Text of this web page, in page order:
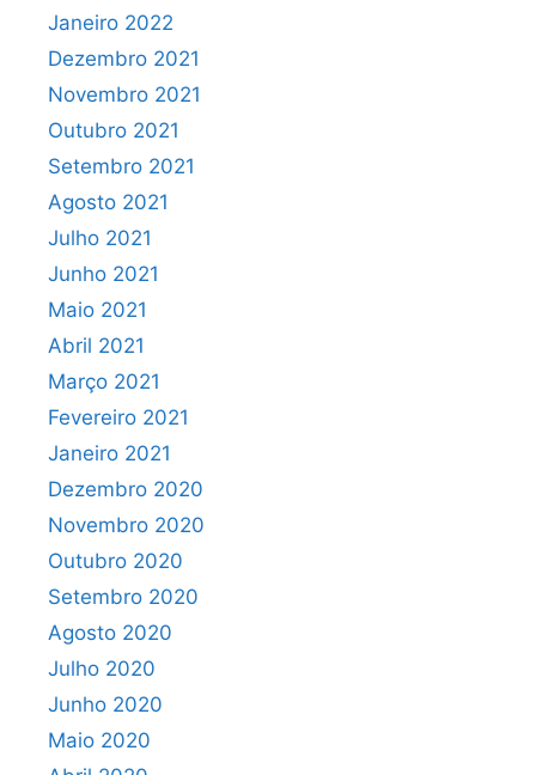
Janeiro 2022
Dezembro 2021
Novembro 2021
Outubro 2021
Setembro 2021
Agosto 2021
Julho 2021
Junho 2021
Maio 2021
Abril 2021
Março 2021
Fevereiro 2021
Janeiro 2021
Dezembro 2020
Novembro 2020
Outubro 2020
Setembro 2020
Agosto 2020
Julho 2020
Junho 2020
Maio 2020